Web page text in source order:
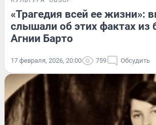
«Трагедия всей ее жизни»:
слышали об этих фактах из
Агнии Барто
17 февраля, 2026, 20:00 759 Обсудить